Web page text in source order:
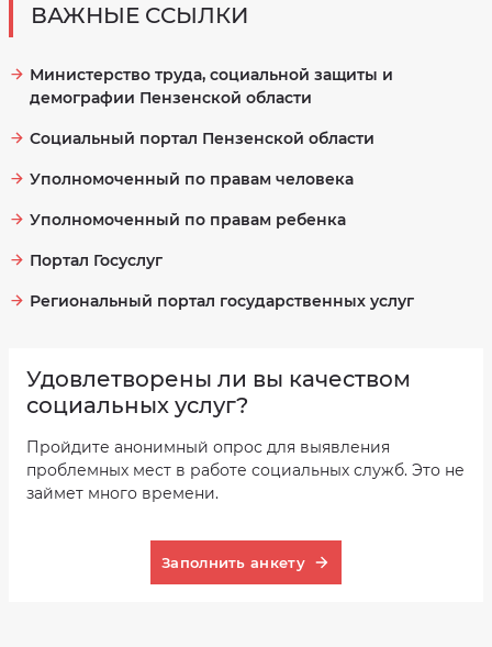
ВАЖНЫЕ ССЫЛКИ
Министерство труда, социальной защиты и
демографии Пензенской области
Социальный портал Пензенской области
Уполномоченный по правам человека
Уполномоченный по правам ребенка
Портал Госуслуг
Региональный портал государственных услуг
Удовлетворены ли вы качеством
социальных услуг?
Пройдите анонимный опрос для выявления
проблемных мест в работе социальных служб. Это не
займет много времени.
Заполнить анкету